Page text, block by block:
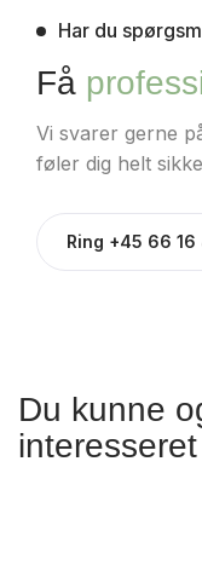
Har du
Få
Vi svarer gerne
føler dig helt
Ring +45 66
Du kunne